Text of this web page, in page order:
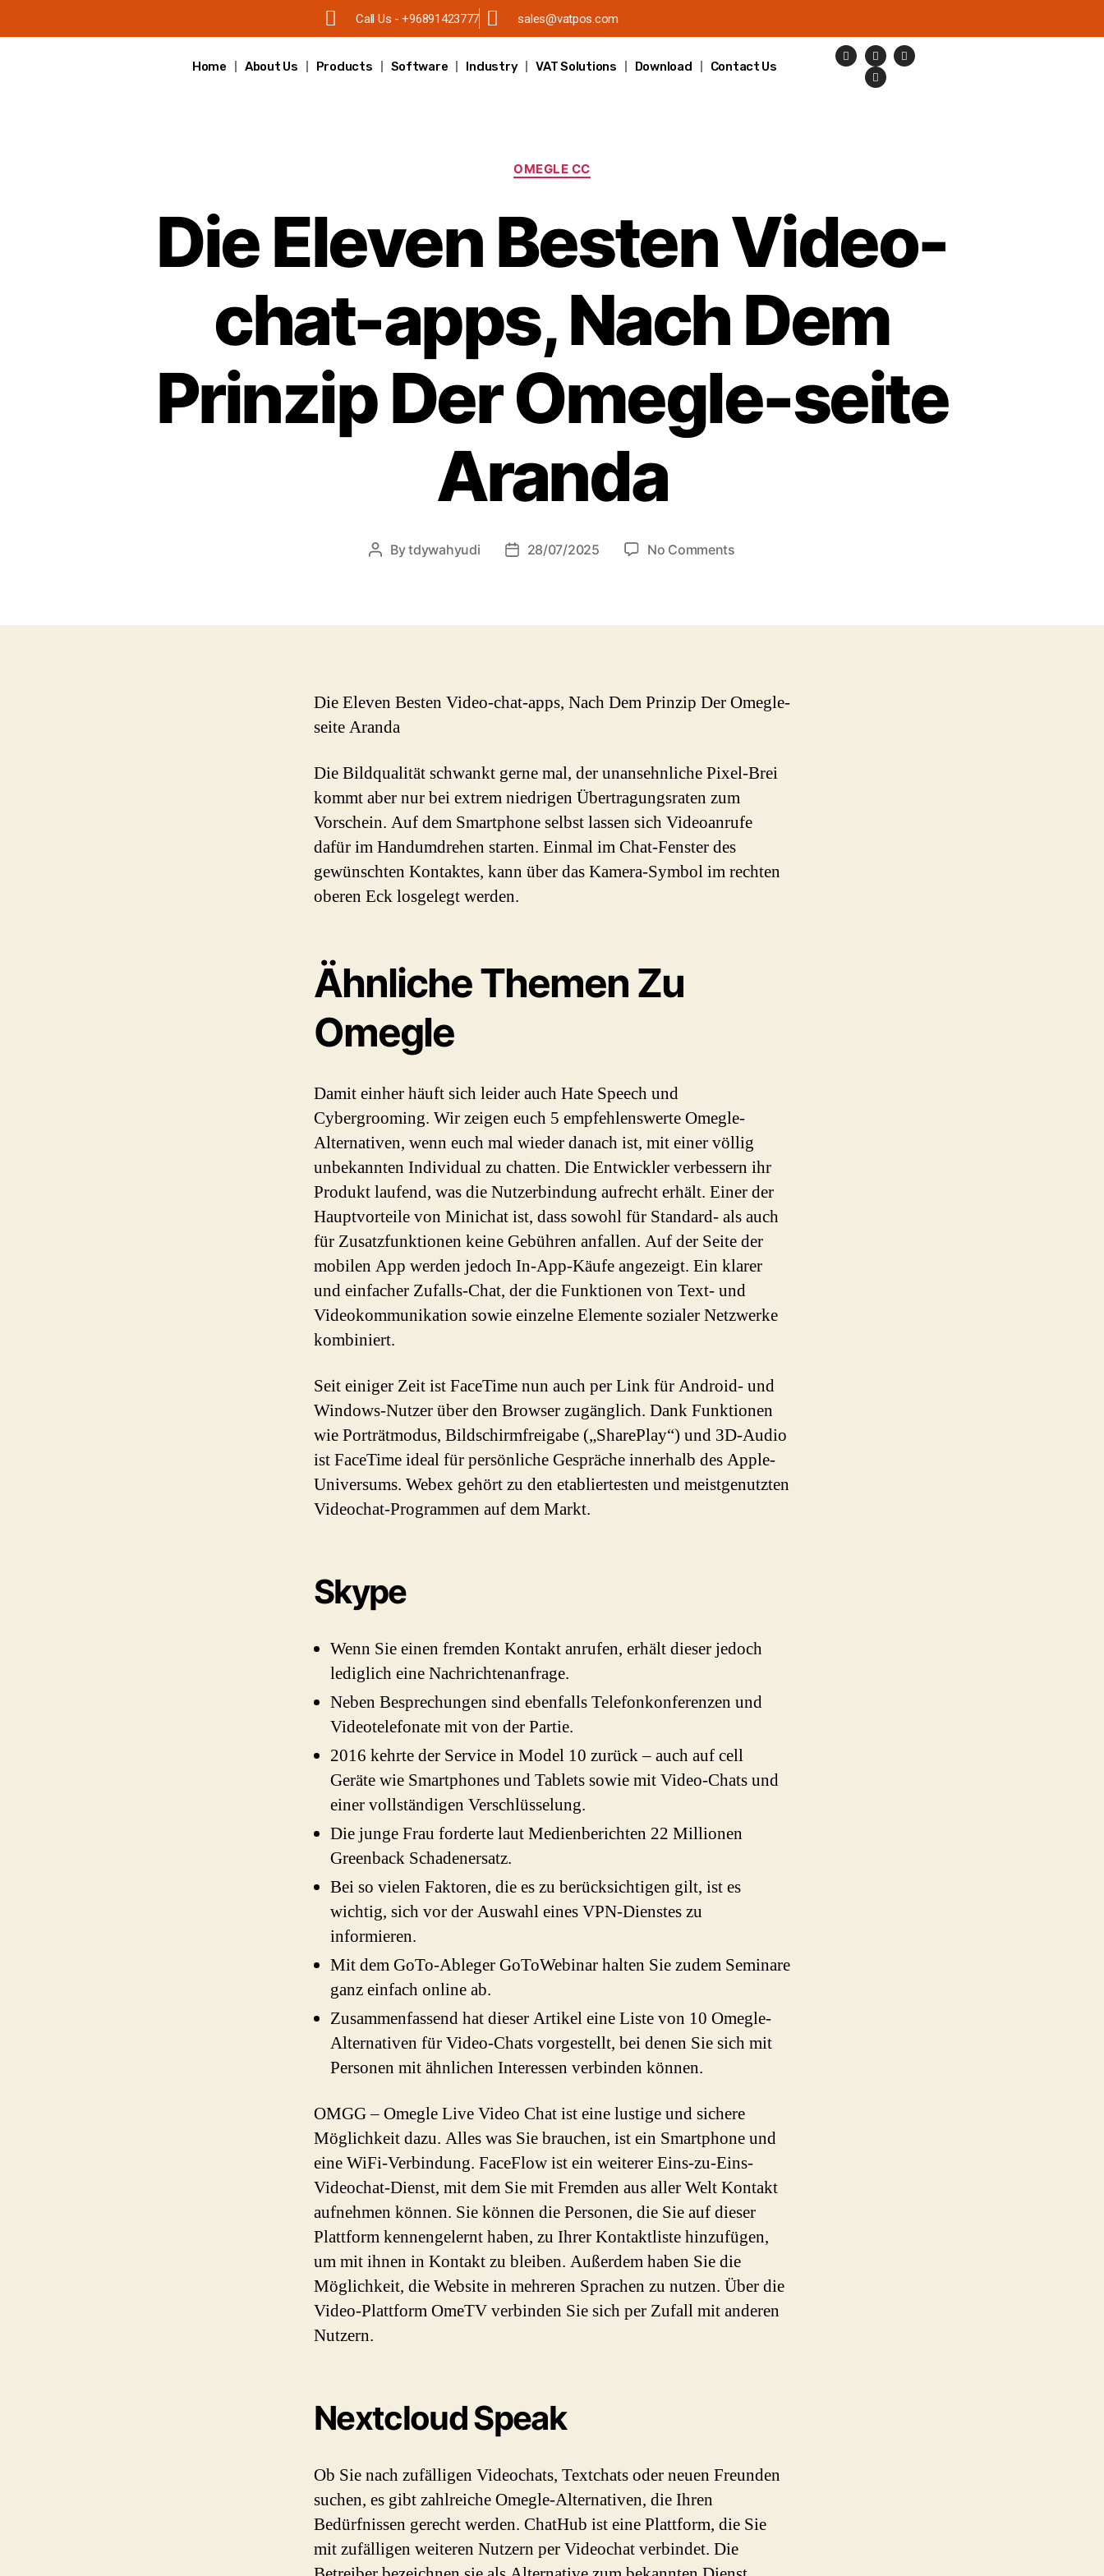
Call Us - +96891423777 sales@vatpos.com
Home About Us Products Software Industry VAT Solutions Download Contact Us
OMEGLE CC
Die Eleven Besten Video-
chat-apps, Nach Dem
Prinzip Der Omegle-seite
Aranda
Bytdywahyudi 28/07/2025 No Comments
Die Eleven Besten Video-chat-apps, Nach Dem Prinzip Der Omegle-
seite Aranda
Die Bildqualität schwankt gerne mal, der unansehnliche Pixel-Brei
kommt aber nur bei extrem niedrigen Übertragungsraten zum
Vorschein. Auf dem Smartphone selbst lassen sich Videoanrufe
dafür im Handumdrehen starten. Einmal im Chat-Fenster des
gewünschten Kontaktes, kann über das Kamera-Symbol im rechten
oberen Eck losgelegt werden.
Ähnliche Themen Zu
Omegle
Damit einher häuft sich leider auch Hate Speech und
Cybergrooming. Wir zeigen euch 5 empfehlenswerte Omegle-
Alternativen, wenn euch mal wieder danach ist, mit einer völlig
unbekannten Individual zu chatten. Die Entwickler verbessern ihr
Produkt laufend, was die Nutzerbindung aufrecht erhält. Einer der
Hauptvorteile von Minichat ist, dass sowohl für Standard- als auch
für Zusatzfunktionen keine Gebühren anfallen. Auf der Seite der
mobilen App werden jedoch In-App-Käufe angezeigt. Ein klarer
und einfacher Zufalls-Chat, der die Funktionen von Text- und
Videokommunikation sowie einzelne Elemente sozialer Netzwerke
kombiniert.
Seit einiger Zeit ist FaceTime nun auch per Link für Android- und
Windows-Nutzer über den Browser zugänglich. Dank Funktionen
wie Porträtmodus, Bildschirmfreigabe („SharePlay“) und 3D-Audio
ist FaceTime ideal für persönliche Gespräche innerhalb des Apple-
Universums. Webex gehört zu den etabliertesten und meistgenutzten
Videochat-Programmen auf dem Markt.
Skype
Wenn Sie einen fremden Kontakt anrufen, erhält dieser jedoch
lediglich eine Nachrichtenanfrage.
Neben Besprechungen sind ebenfalls Telefonkonferenzen und
Videotelefonate mit von der Partie.
2016 kehrte der Service in Model 10 zurück – auch auf cell
Geräte wie Smartphones und Tablets sowie mit Video-Chats und
einer vollständigen Verschlüsselung.
Die junge Frau forderte laut Medienberichten 22 Millionen
Greenback Schadenersatz.
Bei so vielen Faktoren, die es zu berücksichtigen gilt, ist es
wichtig, sich vor der Auswahl eines VPN-Dienstes zu
informieren.
Mit dem GoTo-Ableger GoToWebinar halten Sie zudem Seminare
ganz einfach online ab.
Zusammenfassend hat dieser Artikel eine Liste von 10 Omegle-
Alternativen für Video-Chats vorgestellt, bei denen Sie sich mit
Personen mit ähnlichen Interessen verbinden können.
OMGG – Omegle Live Video Chat ist eine lustige und sichere
Möglichkeit dazu. Alles was Sie brauchen, ist ein Smartphone und
eine WiFi-Verbindung. FaceFlow ist ein weiterer Eins-zu-Eins-
Videochat-Dienst, mit dem Sie mit Fremden aus aller Welt Kontakt
aufnehmen können. Sie können die Personen, die Sie auf dieser
Plattform kennengelernt haben, zu Ihrer Kontaktliste hinzufügen,
um mit ihnen in Kontakt zu bleiben. Außerdem haben Sie die
Möglichkeit, die Website in mehreren Sprachen zu nutzen. Über die
Video-Plattform OmeTV verbinden Sie sich per Zufall mit anderen
Nutzern.
Nextcloud Speak
Ob Sie nach zufälligen Videochats, Textchats oder neuen Freunden
suchen, es gibt zahlreiche Omegle-Alternativen, die Ihren
Bedürfnissen gerecht werden. ChatHub ist eine Plattform, die Sie
mit zufälligen weiteren Nutzern per Videochat verbindet. Die